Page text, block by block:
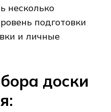
несколько
подготовки
и личные
доски